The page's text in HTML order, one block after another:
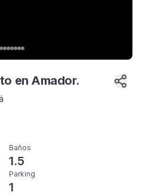
en Amador.
Baños
1.5
Parking
1